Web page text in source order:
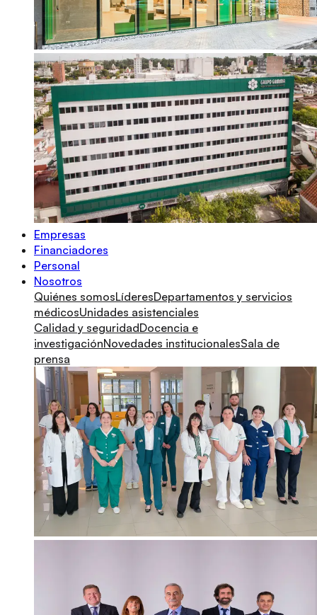
Empresas
Financiadores
Personal
Nosotros
Quiénes somosLíderesDepartamentos y servicios
médicosUnidades asistenciales
Calidad y seguridadDocencia e
investigaciónNovedades institucionalesSala de
prensa